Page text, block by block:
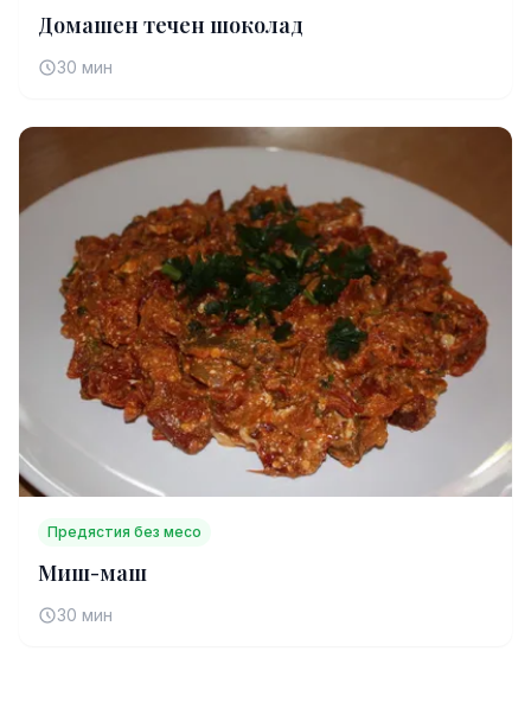
Домашен течен шоколад
30 мин
Предястия без месо
Миш-маш
30 мин